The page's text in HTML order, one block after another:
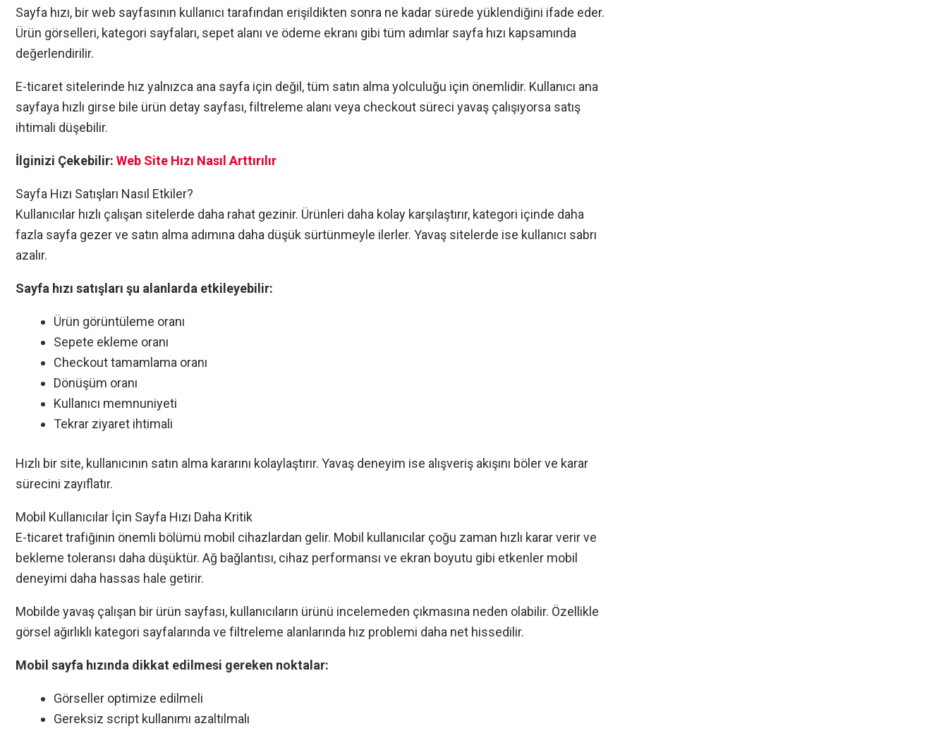
Sayfa hızı, bir web sayfasının kullanıcı tarafından erişildikten sonra ne kadar sürede yüklendiğini ifade eder.
Ürün görselleri, kategori sayfaları, sepet alanı ve ödeme ekranı gibi tüm adımlar sayfa hızı kapsamında
değerlendirilir.
E-ticaret sitelerinde hız yalnızca ana sayfa için değil, tüm satın alma yolculuğu için önemlidir. Kullanıcı ana
sayfaya hızlı girse bile ürün detay sayfası, filtreleme alanı veya checkout süreci yavaş çalışıyorsa satış
ihtimali düşebilir.
İlginizi Çekebilir: Web Site Hızı Nasıl Arttırılır​
Sayfa Hızı Satışları Nasıl Etkiler?
Kullanıcılar hızlı çalışan sitelerde daha rahat gezinir. Ürünleri daha kolay karşılaştırır, kategori içinde daha
fazla sayfa gezer ve satın alma adımına daha düşük sürtünmeyle ilerler. Yavaş sitelerde ise kullanıcı sabrı
azalır.
Sayfa hızı satışları şu alanlarda etkileyebilir:
Ürün görüntüleme oranı
Sepete ekleme oranı
Checkout tamamlama oranı
Dönüşüm oranı
Kullanıcı memnuniyeti
Tekrar ziyaret ihtimali
Hızlı bir site, kullanıcının satın alma kararını kolaylaştırır. Yavaş deneyim ise alışveriş akışını böler ve karar
sürecini zayıflatır.
Mobil Kullanıcılar İçin Sayfa Hızı Daha Kritik
E-ticaret trafiğinin önemli bölümü mobil cihazlardan gelir. Mobil kullanıcılar çoğu zaman hızlı karar verir ve
bekleme toleransı daha düşüktür. Ağ bağlantısı, cihaz performansı ve ekran boyutu gibi etkenler mobil
deneyimi daha hassas hale getirir.
Mobilde yavaş çalışan bir ürün sayfası, kullanıcıların ürünü incelemeden çıkmasına neden olabilir. Özellikle
görsel ağırlıklı kategori sayfalarında ve filtreleme alanlarında hız problemi daha net hissedilir.
Mobil sayfa hızında dikkat edilmesi gereken noktalar:
Görseller optimize edilmeli
Gereksiz script kullanımı azaltılmalı